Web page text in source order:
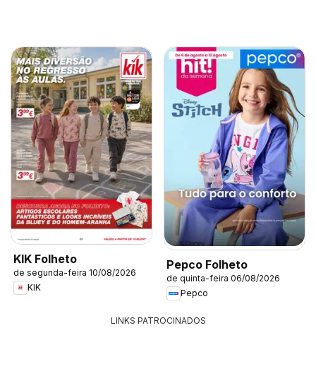
KIK Folheto
de segunda-feira 10/08/2026
KIK
Pepco Folheto
de quinta-feira 06/08/2026
Pepco
LINKS PATROCINADOS